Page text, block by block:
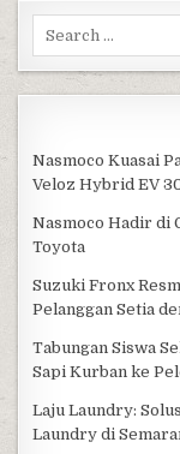
Nasmoco Kuasai
Veloz Hybrid EV
Nasmoco Hadir di
Toyota
Suzuki Fronx
Pelanggan Setia
Tabungan Siswa
Sapi Kurban ke
Laju Laundry:
Laundry di